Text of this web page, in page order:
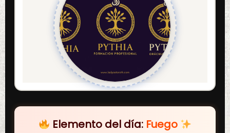
Elemento del día: Fuego